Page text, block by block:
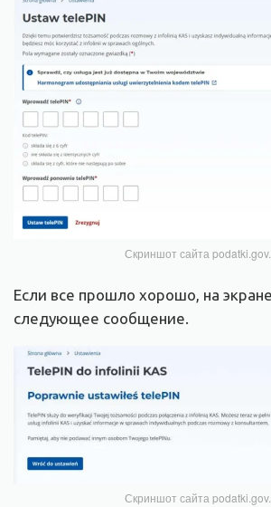
Скриншот сайта
Если все прошло хорошо, на
следующее сообщение.
Скриншот сайта